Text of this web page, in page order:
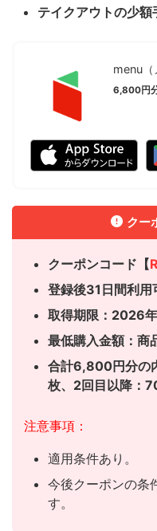
テイクアウトの少
menu（
6,800円
クー
クーポンコード【
登録後31日間利用
取得期限：2026
最低購入金額：商
合計6,800円分の
枚、 2回目以降：
注意事項：
適用条件あり。
今後クーポンの条
す。